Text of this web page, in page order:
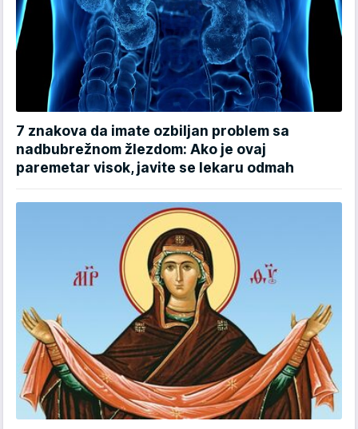
7 znakova da imate ozbiljan problem sa
nadbubrežnom žlezdom: Ako je ovaj
paremetar visok, javite se lekaru odmah